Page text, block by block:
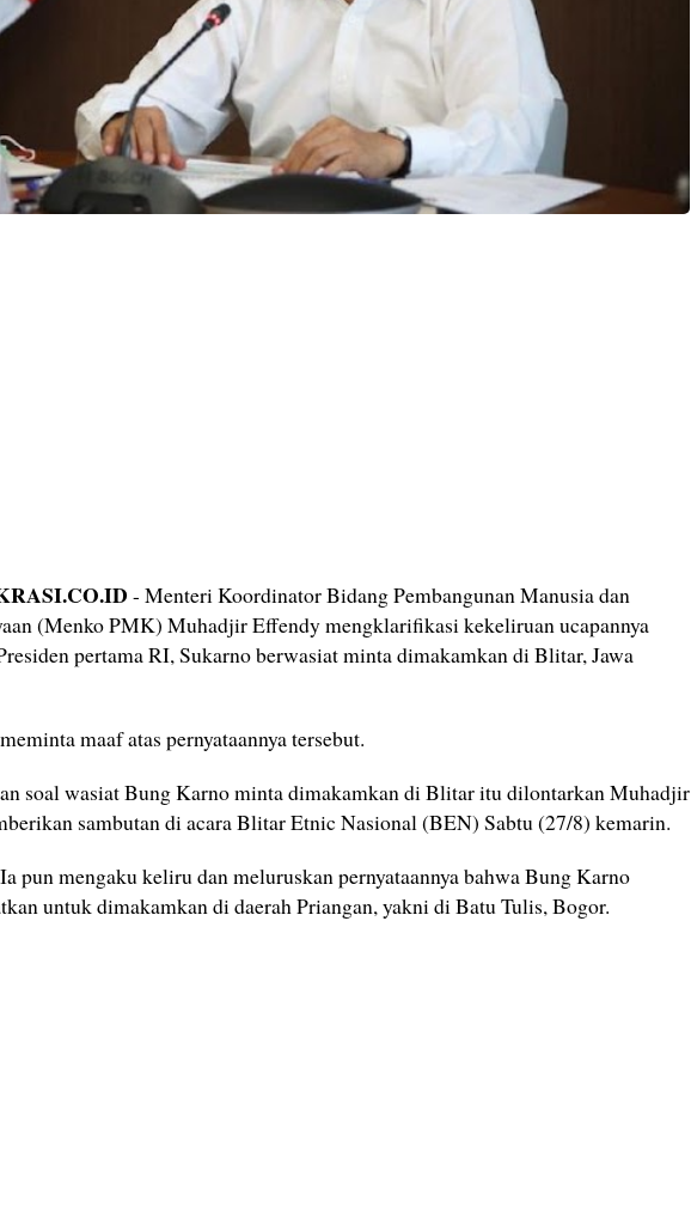
- Menteri Koordinator Bidang Pembangunan Manusia dan
(Menko PMK) Muhadjir Effendy mengklarifikasi kekeliruan ucapannya
pertama RI, Sukarno berwasiat minta dimakamkan di Blitar, Jawa
maaf atas pernyataannya tersebut.
soal wasiat Bung Karno minta dimakamkan di Blitar itu dilontarkan Muhadjir
sambutan di acara Blitar Etnic Nasional (BEN) Sabtu (27/8) kemarin.
pun mengaku keliru dan meluruskan pernyataannya bahwa Bung Karno
untuk dimakamkan di daerah Priangan, yakni di Batu Tulis, Bogor.